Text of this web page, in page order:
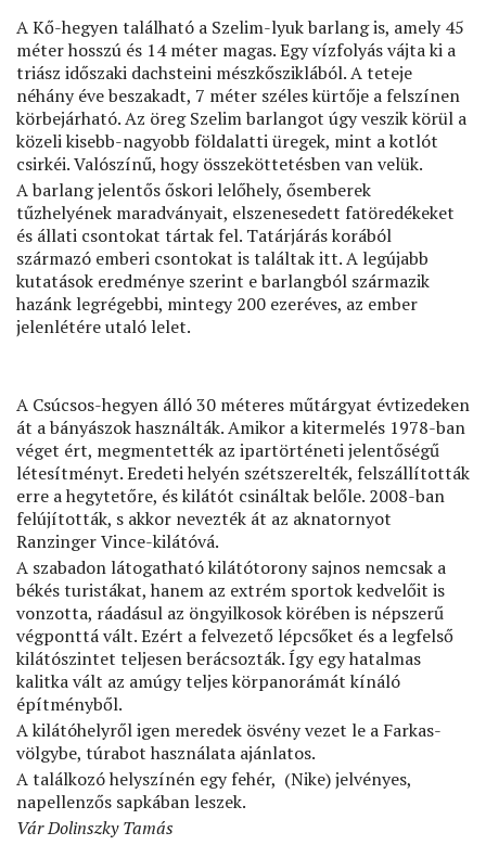
A Kő-hegyen található a Szelim-lyuk barlang is, amely 45
méter hosszú és 14 méter magas. Egy vízfolyás vájta ki a
triász időszaki dachsteini mészkősziklából. A teteje
néhány éve beszakadt, 7 méter széles kürtője a felszínen
körbejárható. Az öreg Szelim barlangot úgy veszik körül a
közeli kisebb-nagyobb földalatti üregek, mint a kotlót
csirkéi. Valószínű, hogy összeköttetésben van velük.
A barlang jelentős őskori lelőhely, ősemberek
tűzhelyének maradványait, elszenesedett fatöredékeket
és állati csontokat tártak fel. Tatárjárás korából
származó emberi csontokat is találtak itt. A legújabb
kutatások eredménye szerint e barlangból származik
hazánk legrégebbi, mintegy 200 ezeréves, az ember
jelenlétére utaló lelet.
A Csúcsos-hegyen álló 30 méteres műtárgyat évtizedeken
át a bányászok használták. Amikor a kitermelés 1978-ban
véget ért, megmentették az ipartörténeti jelentőségű
létesítményt. Eredeti helyén szétszerelték, felszállították
erre a hegytetőre, és kilátót csináltak belőle. 2008-ban
felújították, s akkor nevezték át az aknatornyot
Ranzinger Vince-kilátóvá.
A szabadon látogatható kilátótorony sajnos nemcsak a
békés turistákat, hanem az extrém sportok kedvelőit is
vonzotta, ráadásul az öngyilkosok körében is népszerű
végponttá vált. Ezért a felvezető lépcsőket és a legfelső
kilátószintet teljesen berácsozták. Így egy hatalmas
kalitka vált az amúgy teljes körpanorámát kínáló
építményből.
A kilátóhelyről igen meredek ösvény vezet le a Farkas-
völgybe, túrabot használata ajánlatos.
A találkozó helyszínén egy fehér, (Nike) jelvényes,
napellenzős sapkában leszek.
Vár Dolinszky Tamás